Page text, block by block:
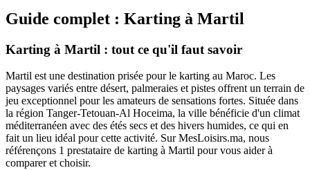
Guide complet : Karting à Martil
Karting à Martil : tout ce qu'il faut savoir
Martil est une destination prisée pour le karting au Maroc. Les
paysages variés entre désert, palmeraies et pistes offrent un terrain de
jeu exceptionnel pour les amateurs de sensations fortes. Située dans
la région Tanger-Tetouan-Al Hoceima, la ville bénéficie d'un climat
méditerranéen avec des étés secs et des hivers humides, ce qui en
fait un lieu idéal pour cette activité. Sur MesLoisirs.ma, nous
référençons 1 prestataire de karting à Martil pour vous aider à
comparer et choisir.